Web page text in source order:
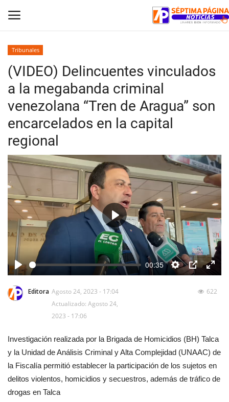
Inicio
Crónica
Policial
Tribunales
Deporte
Política
Espectáculos
Tribunales
(VIDEO) Delincuentes vinculados
a la megabanda criminal
venezolana “Tren de Aragua” son
encarcelados en la capital
regional
Play
00:35
Settings
PIP
Enter
Play
Editora Agosto 24, 2023 - 17:04
Actualizado: Agosto 24,
2023 - 17:06
622
Investigación realizada por la Brigada de Homicidios (BH) Talca
y la Unidad de Análisis Criminal y Alta Complejidad (UNAAC) de
la Fiscalía permitió establecer la participación de los sujetos en
delitos violentos, homicidios y secuestros, además de tráfico de
drogas en Talca